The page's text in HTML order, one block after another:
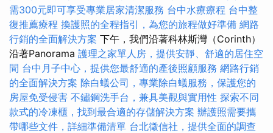
需300元即可享受專業居家清潔服務 台中水療療程 台中整
復推薦療程 換護照的全程指引，為您的旅程做好準備 網路
行銷的全面解決方案 下午，我們沿著科林斯灣（Corinth）
沿著Panorama 護理之家單人房，提供安靜、舒適的居住空
間 台中月子中心，提供您最舒適的產後照顧服務 網路行銷
的全面解決方案 除白蟻公司，專業除白蟻服務，保護您的
房屋免受侵害 不鏽鋼洗手台，兼具美觀與實用性 探索不同
款式的冷凍櫃，找到最合適的存儲解決方案 辦護照需要攜
帶哪些文件，詳細準備清單 台北徵信社，提供全面的調查